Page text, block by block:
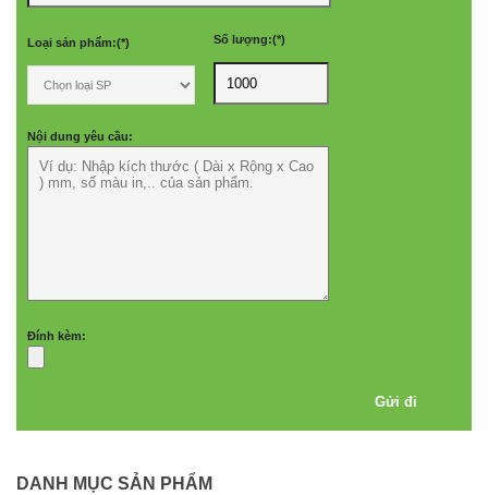
Loại sản phẩm:(*) Số lượng:(*)
Nội dung yêu cầu:
Đính kèm:
DANH MỤC SẢN PHẨM